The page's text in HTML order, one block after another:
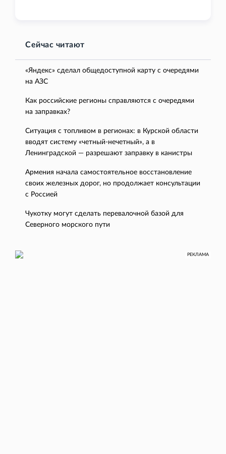
Сейчас читают
«Яндекс» сделал общедоступной карту с очередями
на АЗС
Как российские регионы справляются с очередями
на заправках?
Ситуация с топливом в регионах: в Курской области
вводят систему «четный-нечетный», а в
Ленинградской — разрешают заправку в канистры
Армения начала самостоятельное восстановление
своих железных дорог, но продолжает консультации
с Россией
Чукотку могут сделать перевалочной базой для
Северного морского пути
РЕКЛАМА